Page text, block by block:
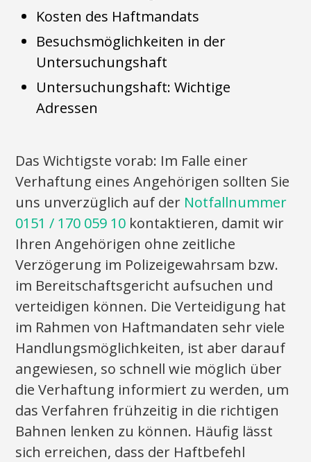
Kosten des Haftmandats
Besuchsmöglichkeiten in der
Untersuchungshaft
Untersuchungshaft: Wichtige
Adressen
Das Wichtigste vorab: Im Falle einer
Verhaftung eines Angehörigen sollten Sie
uns unverzüglich auf der Notfallnummer
0151 / 170 059 10 kontaktieren, damit wir
Ihren Angehörigen ohne zeitliche
Verzögerung im Polizeigewahrsam bzw.
im Bereitschaftsgericht aufsuchen und
verteidigen können. Die Verteidigung hat
im Rahmen von Haftmandaten sehr viele
Handlungsmöglichkeiten, ist aber darauf
angewiesen, so schnell wie möglich über
die Verhaftung informiert zu werden, um
das Verfahren frühzeitig in die richtigen
Bahnen lenken zu können. Häufig lässt
sich erreichen, dass der Haftbefehl